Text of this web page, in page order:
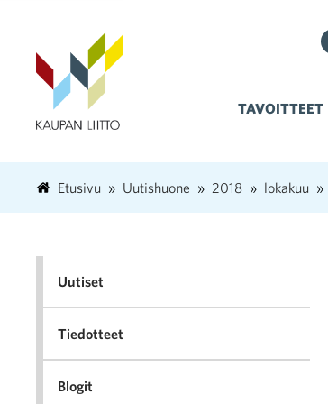
TAVOITTEET
Etusivu Uutishuone 2018 lokakuu
Uutiset
Tiedotteet
Blogit